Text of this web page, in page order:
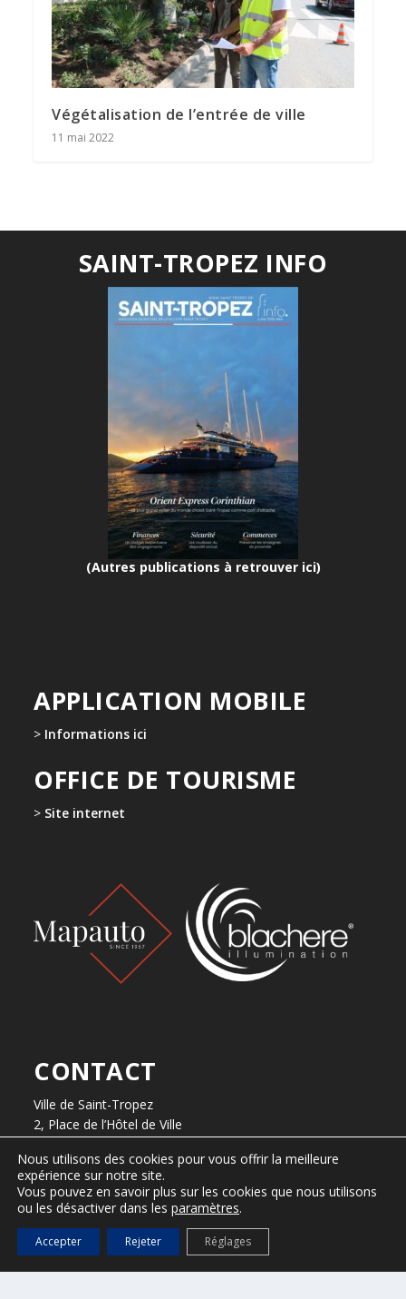
Végétalisation de l’entrée de ville
11 mai 2022
SAINT-TROPEZ INFO
(Autres publications à retrouver ici)
APPLICATION MOBILE
> Informations ici
OFFICE DE TOURISME
> Site internet
CONTACT
Ville de Saint-Tropez
2, Place de l’Hôtel de Ville
Tel : 04 94 55 90 00
Horaires d’ouverture
Du lundi au vendredi, de 8h30 à 12h30 et de 13h30 à 17h.
Nous utilisons des cookies pour vous offrir la meilleure
expérience sur notre site.
Vous pouvez en savoir plus sur les cookies que nous utilisons
ou les désactiver dans les paramètres.
Accepter Rejeter Réglages